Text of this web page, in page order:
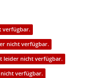
verfügbar.
nicht verfügbar.
leider nicht verfügbar.
verfügbar.